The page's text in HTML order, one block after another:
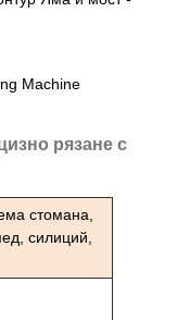
рязане с
стомана,
силиций,